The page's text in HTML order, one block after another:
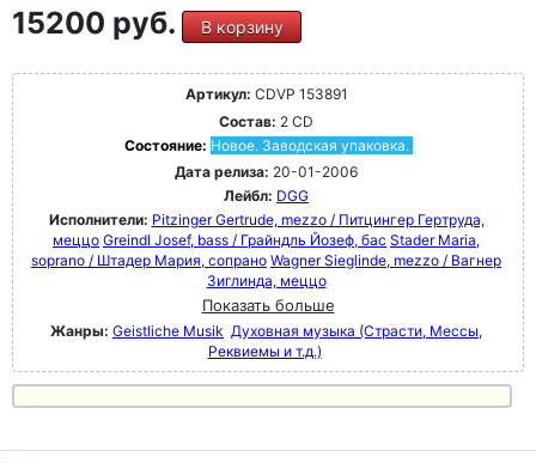
15200 руб. В корзину
Артикул: CDVP 153891
Состав: 2 CD
Состояние: Новое. Заводская упаковка.
Дата релиза: 20-01-2006
Лейбл: DGG
Исполнители: Pitzinger Gertrude, mezzo / Питцингер Гертруда,
меццо Greindl Josef, bass / Грайндль Йозеф, бас Stader Maria,
soprano / Штадер Мария, сопрано Wagner Sieglinde, mezzo / Вагнер
Зиглинда, меццо
Показать больше
Жанры: Geistliche Musik Духовная музыка (Страсти, Мессы,
Реквиемы и т.д.)